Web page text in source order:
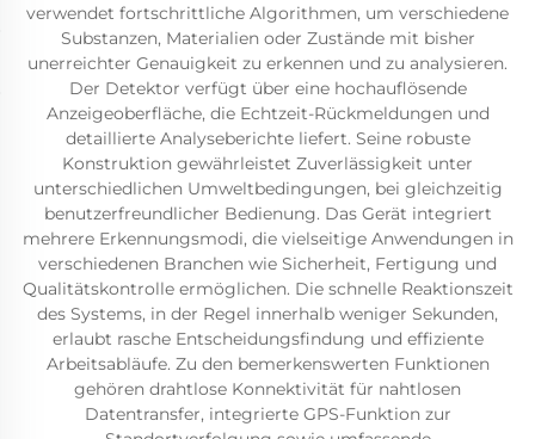
verwendet fortschrittliche Algorithmen, um verschiedene
Substanzen, Materialien oder Zustände mit bisher
unerreichter Genauigkeit zu erkennen und zu analysieren.
Der Detektor verfügt über eine hochauflösende
Anzeigeoberfläche, die Echtzeit-Rückmeldungen und
detaillierte Analyseberichte liefert. Seine robuste
Konstruktion gewährleistet Zuverlässigkeit unter
unterschiedlichen Umweltbedingungen, bei gleichzeitig
benutzerfreundlicher Bedienung. Das Gerät integriert
mehrere Erkennungsmodi, die vielseitige Anwendungen in
verschiedenen Branchen wie Sicherheit, Fertigung und
Qualitätskontrolle ermöglichen. Die schnelle Reaktionszeit
des Systems, in der Regel innerhalb weniger Sekunden,
erlaubt rasche Entscheidungsfindung und effiziente
Arbeitsabläufe. Zu den bemerkenswerten Funktionen
gehören drahtlose Konnektivität für nahtlosen
Datentransfer, integrierte GPS-Funktion zur